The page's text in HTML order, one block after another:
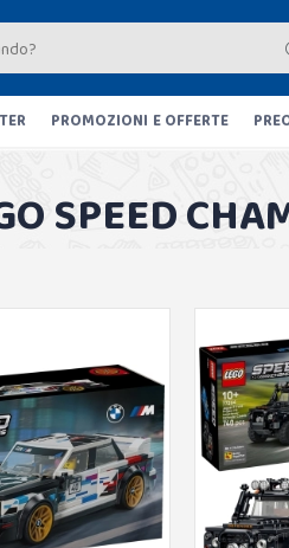
PROMOZIONI E OFFERTE
SPEED